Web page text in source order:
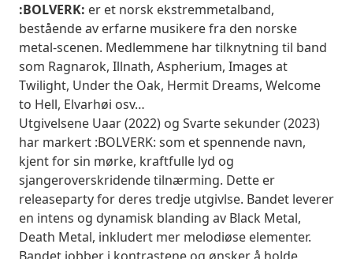
:BOLVERK: er et norsk ekstremmetalband,
bestående av erfarne musikere fra den norske
metal-scenen. Medlemmene har tilknytning til band
som Ragnarok, Illnath, Aspherium, Images at
Twilight, Under the Oak, Hermit Dreams, Welcome
to Hell, Elvarhøi osv…
Utgivelsene Uaar (2022) og Svarte sekunder (2023)
har markert :BOLVERK: som et spennende navn,
kjent for sin mørke, kraftfulle lyd og
sjangeroverskridende tilnærming. Dette er
releaseparty for deres tredje utgivlse. Bandet leverer
en intens og dynamisk blanding av Black Metal,
Death Metal, inkludert mer melodiøse elementer.